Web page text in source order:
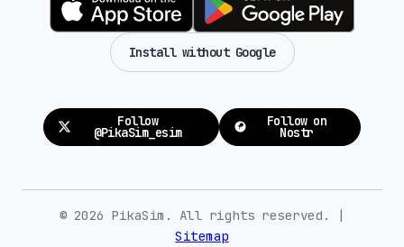
Install without Google
Follow
@PikaSim_esim
Follow on
Nostr
© 2026 PikaSim. All rights reserved. |
Sitemap